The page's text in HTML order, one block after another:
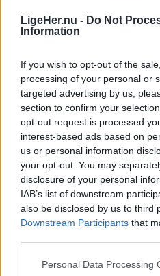
LigeHer.nu - Do Not
Information
If you wish to opt-out of the
processing of your personal or
targeted advertising by us,
section to confirm your
opt-out request is processed
interest-based ads based on
us or personal information
your opt-out. You may
disclosure of your personal
IAB’s list of downstream
also be disclosed by us to third
Downstream Participants that
Personal Data Processing
08. august 2026 kl. 14.00
NORDJYLLAND: Når
onsdag 12. august, bliver
almindelig sommeraften.
Nordjyder får nemlig
kraftigste delvise
Danmark frem til 2048.
Over hele landet vil
Solen, og afhængigt af
befinder sig, vil op mod
være dækket.